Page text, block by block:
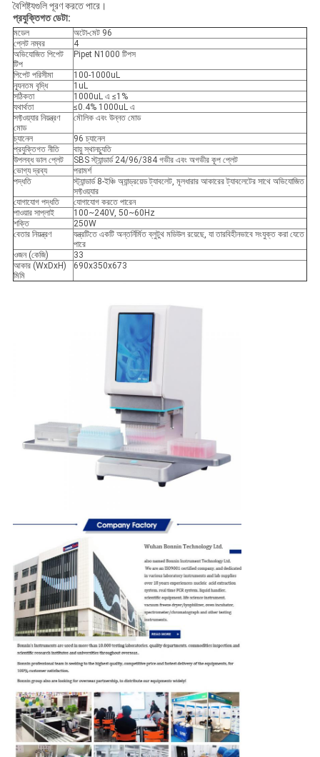
বৈশিষ্ট্যগুলি পূরণ করতে পারে।
প্রযুক্তিগত ডেটা:
মডেল
অটো-মেট 96
প্লেট নম্বর
4
অভিযোজিত পিপেট
টিপ
Pipet N1000 টিপস
পিপেট পরিসীমা
100-1000uL
ন্যূনতম বৃদ্ধি
1uL
সঠিকতা
1000uL এ ≤1%
যথার্থতা
≤0.4% 1000uL এ
সফ্টওয়্যার নিয়ন্ত্রণ
মোড
মৌলিক এবং উন্নত মোড
চ্যানেল
96 চ্যানেল
প্রযুক্তিগত নীতি
বায়ু স্থানচ্যুতি
উপলব্ধ ভাল প্লেট
SBS স্ট্যান্ডার্ড 24/96/384 গভীর এবং অগভীর কূপ প্লেট
ভোগ্য দ্রব্য
পরামর্শ
পদ্ধতি
স্ট্যান্ডার্ড 8-ইঞ্চি অ্যান্ড্রয়েড ট্যাবলেট, মূলধারার আকারের ট্যাবলেটের সাথে অভিযোজিত
সফ্টওয়্যার
যোগাযোগ পদ্ধতি
যোগাযোগ করতে পারেন
পাওয়ার সাপ্লাই
100~240V, 50~60Hz
শক্তি
250W
বেতার নিয়ন্ত্রণ
যন্ত্রটিতে একটি অন্তর্নির্মিত ব্লুটুথ মডিউল রয়েছে, যা তারবিহীনভাবে সংযুক্ত করা যেতে
পারে
ওজন (কেজি)
33
আকার (WxDxH)
মিমি
690x350x673